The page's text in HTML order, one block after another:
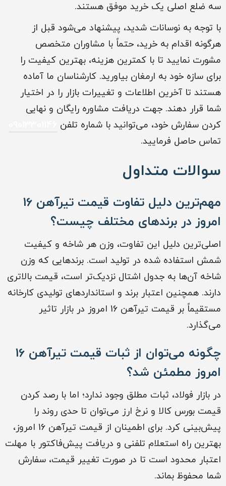
سه ضلع اصلی یک خرید موفق هستند.
با توجه به نوسانات شدید، پیشنهاد می‌شود قبل از
هرگونه اقدام به خرید، حتماً با مشاوران متخصص
مشورت نمایید تا با کمترین هزینه، بهترین کیفیت را
برای سازه خود به ارمغان بیاورید. کارشناسان ما آماده
هستند تا آخرین اطلاعات و تغییرات بازار را در اختیار
شما قرار دهند. جهت دریافت مشاوره رایگان و نهایی
کردن سفارش خود، می‌توانید با شماره تلفن
تماس حاصل فرمایید.
سوالات متداول
مهم‌ترین دلیل تفاوت قیمت تیرآهن 16
امروز در برندهای مختلف چیست؟
اصلی‌ترین دلیل این تفاوت، وزن هر شاخه و کیفیت
شمش استفاده شده در تولید است. برندهایی که وزن
شاخه آن‌ها به جدول اشتال نزدیک‌تر است، قیمت بالاتری
دارند. همچنین اعتبار برند و استانداردهای تولیدی کارخانه
مستقیماً بر قیمت تیرآهن 16 امروز در بازار تاثیر
می‌گذارد.
چگونه می‌توان از ثبات قیمت تیرآهن 16
امروز مطمئن شد؟
در بازار فولاد، ثبات مطلق وجود ندارد؛ اما با رصد کردن
قیمت بورس کالا و نرخ ارز می‌توان تا حدی روند را
پیش‌بینی کرد. برای اطمینان از قیمت تیرآهن 16 امروز،
بهترین راه استعلام تلفنی و دریافت پیش‌فاکتور با مهلت
اعتبار محدود است تا در صورت تغییر قیمت، سفارش
شما محفوظ بماند.